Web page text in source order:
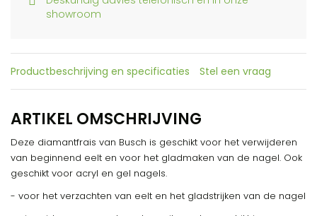
showroom
Productbeschrijving en specificaties Stel een vraag
ARTIKEL OMSCHRIJVING
Deze diamantfrais van Busch is geschikt voor het verwijderen
van beginnend eelt en voor het gladmaken van de nagel. Ook
geschikt voor acryl en gel nagels.
- voor het verzachten van eelt en het gladstrijken van de nagel